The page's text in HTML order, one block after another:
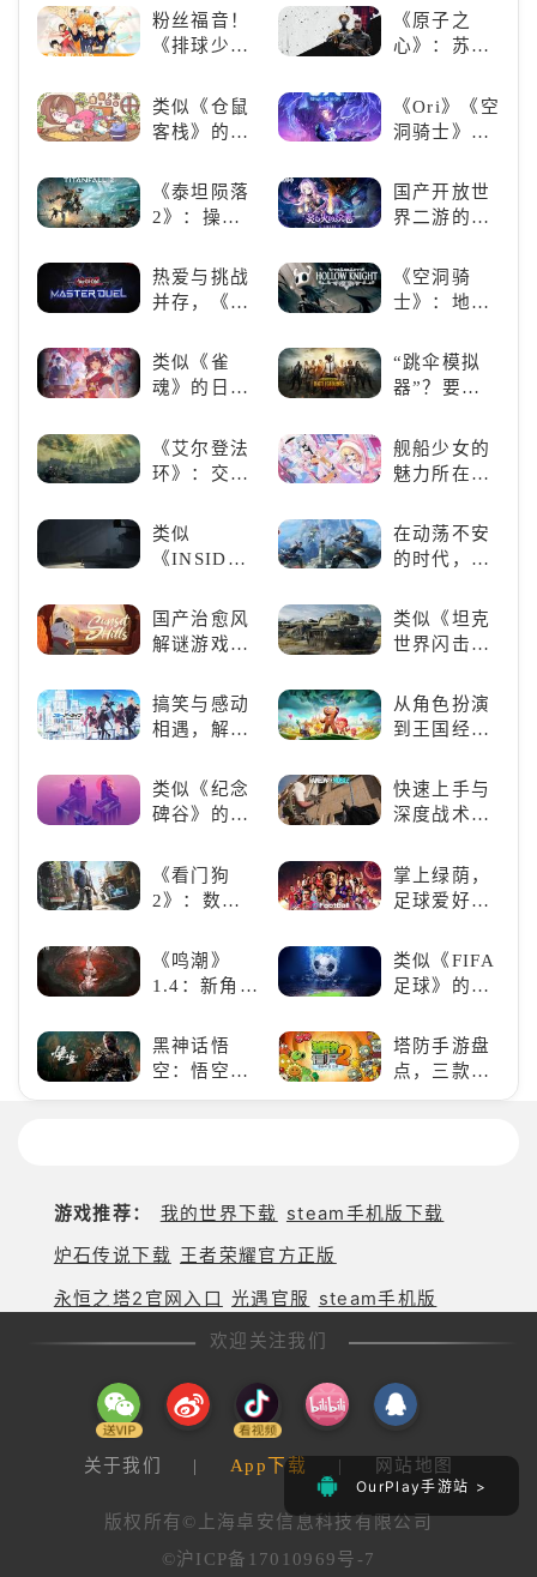
OurPlay手游站 >
2K24梦幻球
队》类似游
游推荐：完
美还原偶像
像团
粉丝福音！
《排球少
HIGH!!》手
游还原经典
名场面
《原子之
心》：苏联
游戏盛宴与
瑕疵
类似《仓鼠
客栈》的萌
荐！快来养
赛博宠物
《Ori》《空
洞骑士》
胞》横向对
比，不知道
《泰坦陨落
2》：操控
未来战场；
跑酷突袭，
国产开放世
界二游的里
神》
热爱与挑战
并存，《游
决斗》，牌
佬都爱玩的
《空洞骑
士》：地下
探索与极致
冒险
类似《雀
魂》的日系
好看的ACG
看板娘们等
着你！
“跳伞模拟
器”？要
“刚”？
《艾尔登法
环》：交界
奇与魂系新
巅峰
舰船少女的
魅力所在：
线》
类似
《INSIDE》
戏！快动起
你的小脑筋
在动荡不安
的时代，踏
国产治愈风
解谜游戏
丘》
类似《坦克
世界闪击
（WOTB）
的军事类游
爱的装备出
发吧！
搞笑与感动
相遇，解锁
的魅力
从角色扮演
到王国经
游为何能俘
获玩家心？
类似《纪念
碑谷》的解
荐：体验沉
浸式解谜，
拾取遗失的
快速上手与
深度战术兼
六号M》是
否值得入
手？
《看门狗
2》：数字
狂欢
掌上绿荫，
足球爱好者
况足球》
《鸣潮》
1.4：新角
情，全新冒
险体验！
类似《FIFA
足球》的足
荐！快来赢
得世界冠军
黑神话悟
空：悟空携
万钧之力归
塔防手游盘
点，三款不
容错过的塔
游戏推荐： 我的世界下载 steam手机版下载
炉石传说下载 王者荣耀官方正版
永恒之塔2官网入口 光遇官服
steam手机版
欢迎关注我们
关于我们 | App下载 | 网站地图
版权所有©上海卓安信息科技有限公司
©沪ICP备17010969号-7